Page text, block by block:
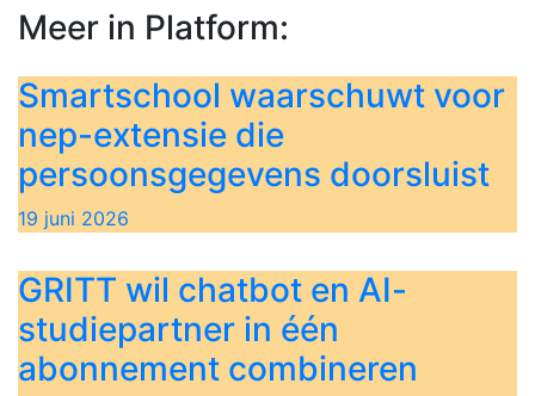
Meer in Platform:
Smartschool waarschuwt voor
nep-extensie die
persoonsgegevens doorsluist
19 juni 2026
GRITT wil chatbot en AI-
studiepartner in één
abonnement combineren